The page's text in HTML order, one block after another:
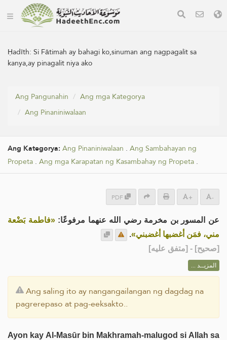
Ḥadīth:Si Fātimah ay bahagi ko,sinuman ang nagpagalit sa
kanya,ay pinagalit niya ako
Ang Pangunahin
Ang mga Kategorya
Ang Pinaniniwalaan
Ang Kategorya: Ang Pinaniniwalaan . Ang Sambahayan ng
Propeta . Ang mga Karapatan ng Kasambahay ng Propeta .
PDF + -
عن المسور بن مخرمة رضي الله عنهما مرفوعًا:«فاطمة بَضْعة
مني، فمَن أغضبها أغضبني».
[صحيح] - [متفق عليه]
المزيــد ...
Ang saling ito ay nangangailangan ng dagdag na
pagrerepaso at pag-eeksakto..
Ayon kay Al-Masūr bin Makhramah-malugod si Allah sa